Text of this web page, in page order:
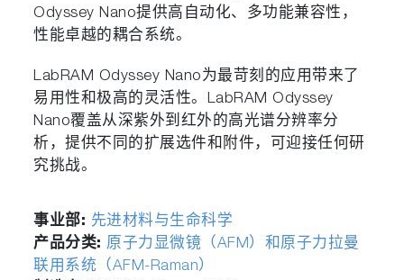
Odyssey Nano提供高自动化、多功能兼容性，
性能卓越的耦合系统。
LabRAM Odyssey Nano为最苛刻的应用带来了
易用性和极高的灵活性。LabRAM Odyssey
Nano覆盖从深紫外到红外的高光谱分辨率分
析，提供不同的扩展选件和附件，可迎接任何研
究挑战。
事业部: 先进材料与生命科学
产品分类:原子力显微镜（AFM）和原子力拉曼
联用系统（AFM-Raman）